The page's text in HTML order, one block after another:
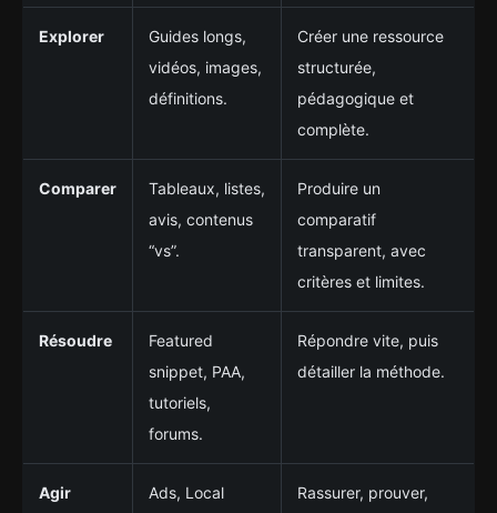
Explorer
Guides longs,
vidéos, images,
définitions.
Créer une ressource
structurée,
pédagogique et
complète.
Comparer
Tableaux, listes,
avis, contenus
“vs”.
Produire un
comparatif
transparent, avec
critères et limites.
Résoudre
Featured
snippet, PAA,
tutoriels,
forums.
Répondre vite, puis
détailler la méthode.
Agir
Ads, Local
Rassurer, prouver,